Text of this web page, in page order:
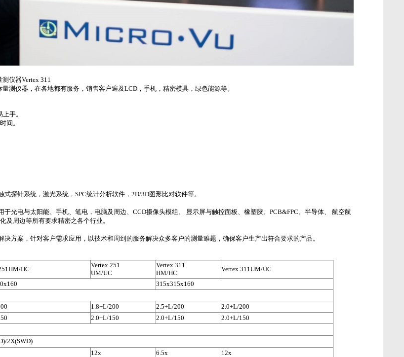
仪器Vertex 311
测仪器，在各地都有服务，销售客户遍及LCD，手机，精密模具，绿色能源等。
手。
间。
探针系统，激光系统，SPC统计分析软件，2D/3D图形比对软件等。
光电与太阳能、手机、笔电，电脑及周边、CCD摄像头模组、 显示屏与触控面板、橡塑胶、PCB&FPC、半导体、 航空航
及周边等所有要求精密之各个行业。
方案，针对客户需求应用，以技术和周到的服务解决众多客户的测量难题，确保客户生产出符合要求的产品。
HC
Vertex 251
UM/UC
Vertex 311
HM/HC
Vertex 311UM/UC
315x315x160
1.8+L/200 2.5+L/200
2.0+L/200
2.0+L/150 2.0+L/150
2.0+L/150
2X(SWD)
12x 6.5x
12x